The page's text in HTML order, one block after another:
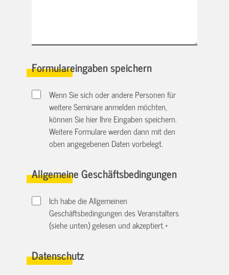
Formulareingaben speichern
Wenn Sie sich oder andere Personen für
weitere Seminare anmelden möchten,
können Sie hier Ihre Eingaben speichern.
Weitere Formulare werden dann mit den
oben angegebenen Daten vorbelegt.
Allgemeine Geschäftsbedingungen
Ich habe die Allgemeinen
Geschäftsbedingungen des Veranstalters
(siehe unten) gelesen und akzeptiert.*
Datenschutz